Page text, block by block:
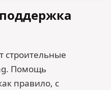
строительные
Помощь
правило, с